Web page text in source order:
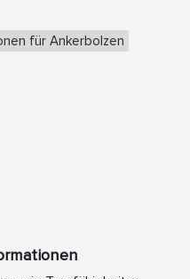
für Ankerbolzen